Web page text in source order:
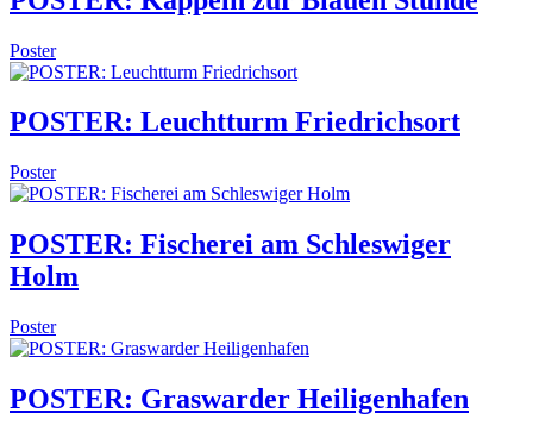
Poster
POSTER: Leuchtturm Friedrichsort
Poster
POSTER: Fischerei am Schleswiger
Holm
Poster
POSTER: Graswarder Heiligenhafen